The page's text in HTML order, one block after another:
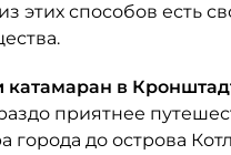
этих способов есть
катамаран в
приятнее
города до острова